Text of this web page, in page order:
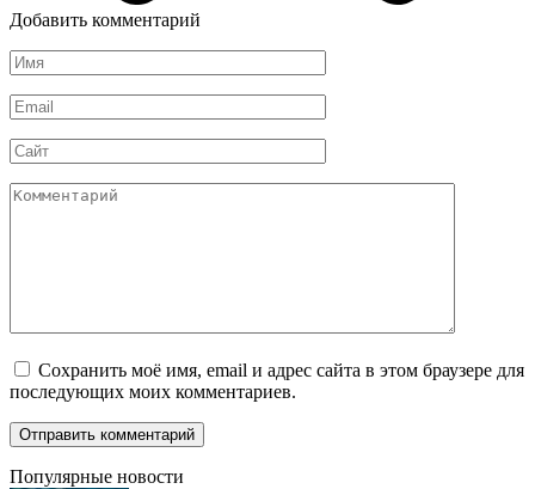
Добавить комментарий
Имя
*
Email
*
Сайт
Комментарий
Сохранить моё имя, email и адрес сайта в этом браузере для
последующих моих комментариев.
Популярные новости